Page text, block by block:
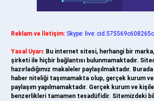
Reklam ve İletişim: Skype:
Yasal Uyarı: Bu internet sitesi, herhangi bir
şirketi ile hiçbir bağlantısı bulunmamaktadır.
hazırladığımız makaleler paylaşılmaktadır.
haber niteliği taşımamakta olup, gerçek kurum
paylaşım yapılmamaktadır. Gerçek kurum ve
benzerlikleri tamamen tesadüfidir. Sitemizdeki